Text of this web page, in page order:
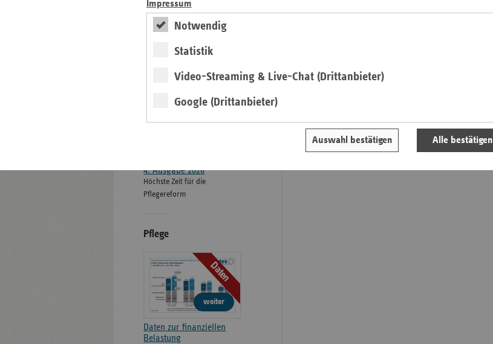
Impressum
Notwendig
Statistik
Video-Streaming & Live-Chat (Drittanbieter)
Google (Drittanbieter)
Auswahl bestätigen Alle bestätigen
Statistiken zur GKV-Versichertenstruktur
ersatzkasse magazin.
ePaper
4. Ausgabe 2026
Höchste Zeit für die
Pflegereform
Pflege
Daten
weiter
Daten zur finanziellen
Belastung